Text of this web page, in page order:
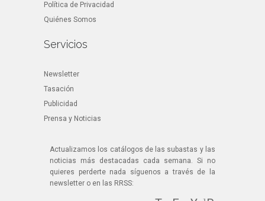
Política de Privacidad
Quiénes Somos
Servicios
Newsletter
Tasación
Publicidad
Prensa y Noticias
Actualizamos los catálogos de las subastas y las
noticias más destacadas cada semana. Si no
quieres perderte nada síguenos a través de la
newsletter o en las RRSS: